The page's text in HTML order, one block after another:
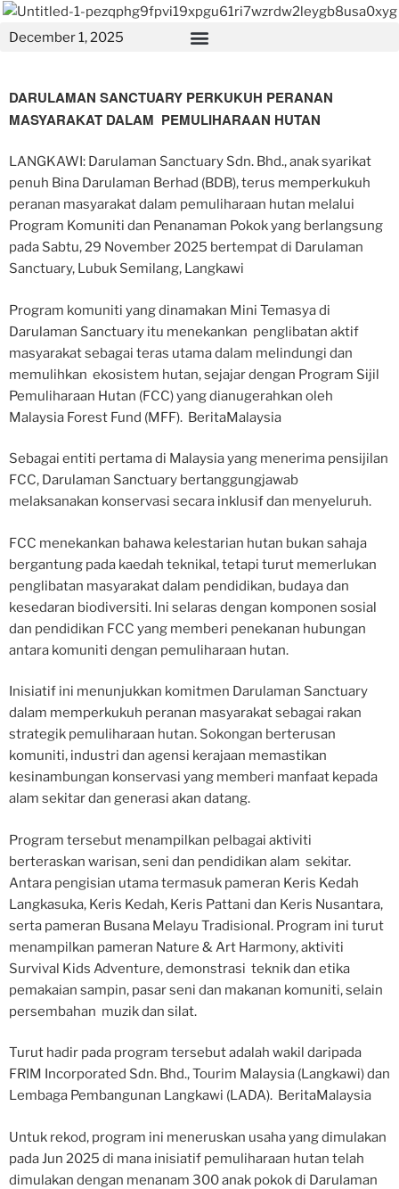
December 1, 2025
DARULAMAN SANCTUARY PERKUKUH PERANAN
MASYARAKAT DALAM PEMULIHARAAN HUTAN
LANGKAWI: Darulaman Sanctuary Sdn. Bhd., anak syarikat
penuh Bina Darulaman Berhad (BDB), terus memperkukuh
peranan masyarakat dalam pemuliharaan hutan melalui
Program Komuniti dan Penanaman Pokok yang berlangsung
pada Sabtu, 29 November 2025 bertempat di Darulaman
Sanctuary, Lubuk Semilang, Langkawi
Program komuniti yang dinamakan Mini Temasya di
Darulaman Sanctuary itu menekankan penglibatan aktif
masyarakat sebagai teras utama dalam melindungi dan
memulihkan ekosistem hutan, sejajar dengan Program Sijil
Pemuliharaan Hutan (FCC) yang dianugerahkan oleh
Malaysia Forest Fund (MFF). BeritaMalaysia
Sebagai entiti pertama di Malaysia yang menerima pensijilan
FCC, Darulaman Sanctuary bertanggungjawab
melaksanakan konservasi secara inklusif dan menyeluruh.
FCC menekankan bahawa kelestarian hutan bukan sahaja
bergantung pada kaedah teknikal, tetapi turut memerlukan
penglibatan masyarakat dalam pendidikan, budaya dan
kesedaran biodiversiti. Ini selaras dengan komponen sosial
dan pendidikan FCC yang memberi penekanan hubungan
antara komuniti dengan pemuliharaan hutan.
Inisiatif ini menunjukkan komitmen Darulaman Sanctuary
dalam memperkukuh peranan masyarakat sebagai rakan
strategik pemuliharaan hutan. Sokongan berterusan
komuniti, industri dan agensi kerajaan memastikan
kesinambungan konservasi yang memberi manfaat kepada
alam sekitar dan generasi akan datang.
Program tersebut menampilkan pelbagai aktiviti
berteraskan warisan, seni dan pendidikan alam sekitar.
Antara pengisian utama termasuk pameran Keris Kedah
Langkasuka, Keris Kedah, Keris Pattani dan Keris Nusantara,
serta pameran Busana Melayu Tradisional. Program ini turut
menampilkan pameran Nature & Art Harmony, aktiviti
Survival Kids Adventure, demonstrasi teknik dan etika
pemakaian sampin, pasar seni dan makanan komuniti, selain
persembahan muzik dan silat.
Turut hadir pada program tersebut adalah wakil daripada
FRIM Incorporated Sdn. Bhd., Tourim Malaysia (Langkawi) dan
Lembaga Pembangunan Langkawi (LADA). BeritaMalaysia
Untuk rekod, program ini meneruskan usaha yang dimulakan
pada Jun 2025 di mana inisiatif pemuliharaan hutan telah
dimulakan dengan menanam 300 anak pokok di Darulaman